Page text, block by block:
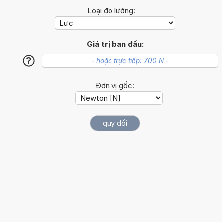
Loại đo lường:
Giá trị ban đầu:
?
Đơn vị gốc: